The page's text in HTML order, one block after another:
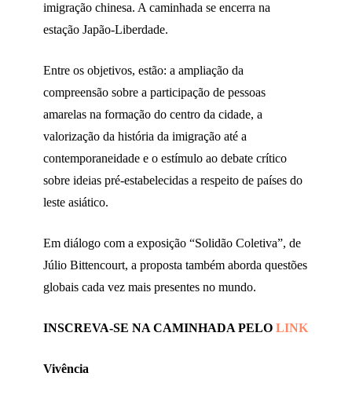
imigração chinesa. A caminhada se encerra na
estação Japão-Liberdade.
Entre os objetivos, estão: a ampliação da
compreensão sobre a participação de pessoas
amarelas na formação do centro da cidade, a
valorização da história da imigração até a
contemporaneidade e o estímulo ao debate crítico
sobre ideias pré-estabelecidas a respeito de países do
leste asiático.
Em diálogo com a exposição “Solidão Coletiva”, de
Júlio Bittencourt, a proposta também aborda questões
globais cada vez mais presentes no mundo.
INSCREVA-SE NA CAMINHADA PELO LINK
Vivência